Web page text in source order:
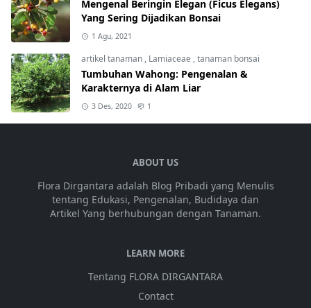
Mengenal Beringin Elegan (Ficus Elegans)
Yang Sering Dijadikan Bonsai
1 Agu, 2021
artikel tanaman , Lamiaceae ,tanaman bonsai
Tumbuhan Wahong: Pengenalan &
Karakternya di Alam Liar
3 Des, 2020 1
ABOUT US
Flora Dirgantara adalah Blog Pribadi yang Menulis
tentang Edukasi, Pengenalan, Budidaya dan
Artikel Yang berhubungan dengan Tanaman.
LEARN MORE
Tentang FLORA DIRGANTARA
Contact